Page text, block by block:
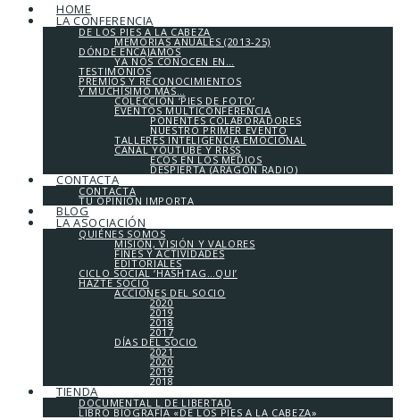
HOME
LA CONFERENCIA
DE LOS PIES A LA CABEZA
MEMORIAS ANUALES (2013-25)
DÓNDE ENCAJAMOS
YA NOS CONOCEN EN…
TESTIMONIOS
PREMIOS Y RECONOCIMIENTOS
Y MUCHÍSIMO MÁS…
COLECCIÓN ‘PIES DE FOTO’
EVENTOS MULTICONFERENCIA
PONENTES COLABORADORES
NUESTRO PRIMER EVENTO
TALLERES INTELIGENCIA EMOCIONAL
CANAL YOUTUBE Y RRSS
ECOS EN LOS MEDIOS
DESPIERTA (ARAGÓN RADIO)
CONTACTA
CONTACTA
TU OPINIÓN IMPORTA
BLOG
LA ASOCIACIÓN
QUIÉNES SOMOS
MISIÓN, VISIÓN Y VALORES
FINES Y ACTIVIDADES
EDITORIALES
CICLO SOCIAL ‘HASHTAG…QUI’
HAZTE SOCIO
ACCIONES DEL SOCIO
2020
2019
2018
2017
DÍAS DEL SOCIO
2021
2020
2019
2018
TIENDA
DOCUMENTAL L DE LIBERTAD
LIBRO BIOGRAFÍA «DE LOS PIES A LA CABEZA»